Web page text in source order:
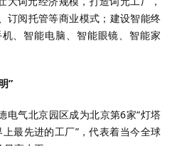
订阅托管等商业模式；建设智能终
、智能电脑、智能眼镜、智能家
”
电气北京园区成为北京第6家“灯塔
上最先进的工厂”，代表着当今全球